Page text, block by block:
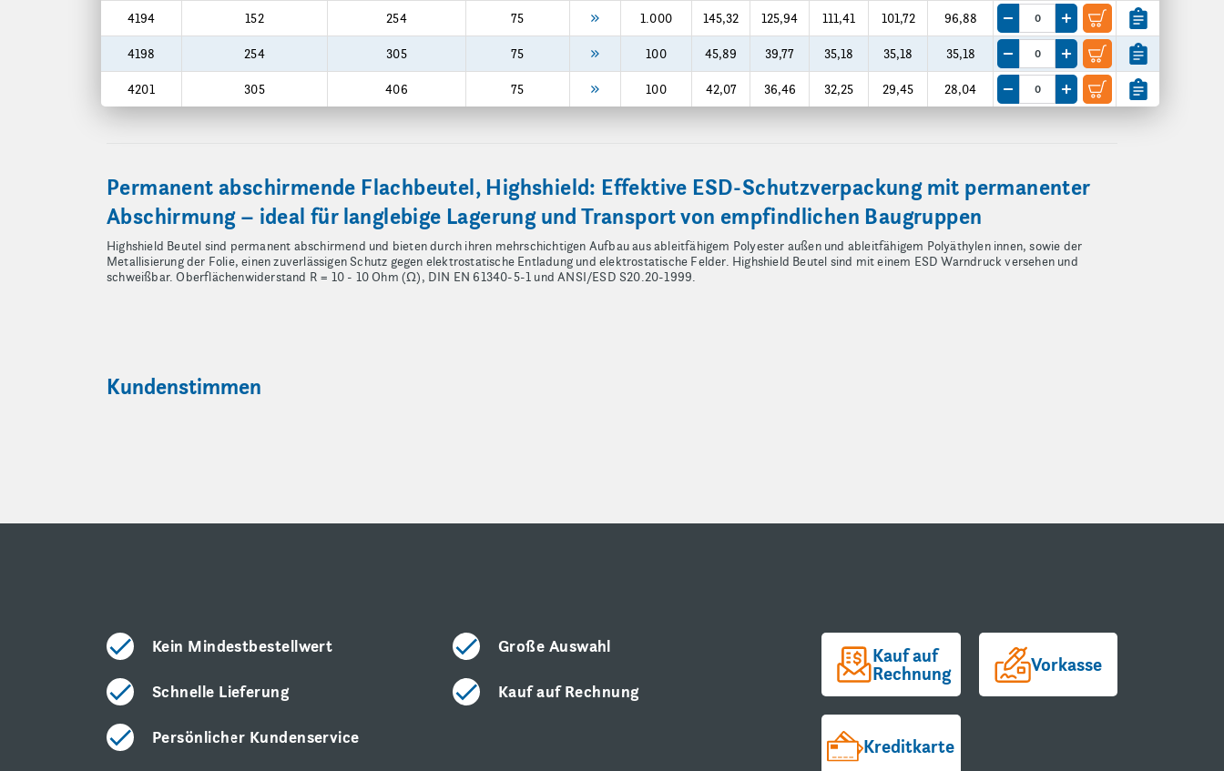
4194
152 254 75 1.000 145,32 125,94 111,41 101,72 96,88 Menge um eine VE reduzieren
Menge um eine VE erhöhen
4198
254 305 75 100 45,89 39,77 35,18 35,18 35,18 Menge um eine VE reduzieren
Menge um eine VE erhöhen
4201
305 406 75 100 42,07 36,46 32,25 29,45 28,04 Menge um eine VE reduzieren
Menge um eine VE erhöhen
Permanent abschirmende Flachbeutel, Highshield: Effektive ESD-Schutzverpackung mit permanenter
Abschirmung – ideal für langlebige Lagerung und Transport von empfindlichen Baugruppen
Highshield Beutel sind permanent abschirmend und bieten durch ihren mehrschichtigen Aufbau aus ableitfähigem Polyester außen und ableitfähigem Polyäthylen innen, sowie der
Metallisierung der Folie, einen zuverlässigen Schutz gegen elektrostatische Entladung und elektrostatische Felder. Highshield Beutel sind mit einem ESD Warndruck versehen und
schweißbar. Oberflächenwiderstand R = 10 - 10 Ohm (Ω), DIN EN 61340-5-1 und ANSI/ESD S20.20-1999.
Kundenstimmen
Kein Mindestbestellwert
Schnelle Lieferung
Persönlicher Kundenservice
Große Auswahl
Kauf auf Rechnung
Kauf auf
Rechnung Vorkasse
Kreditkarte